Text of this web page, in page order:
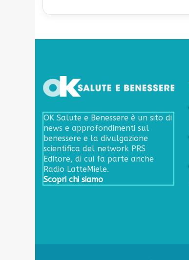
OK Salute e Benessere è un sito di
news e approfondimenti sul
benessere e la divulgazione
scientifica del network PRS
Editore, di cui fa parte anche
Radio LatteMiele.
Scopri chi siamo